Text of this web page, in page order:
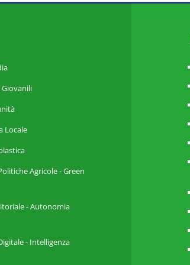
Locale
Agricole - Green
- Autonomia
- Intelligenza